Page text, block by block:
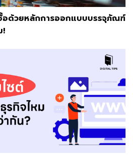
อด้วยหลักการออกแบบบรรจุภัณฑ์
!